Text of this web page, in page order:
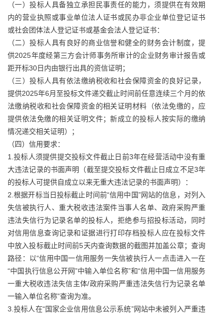
（一）投标人具备独立承担民事责任的能力，须提供在有效期
内的营业执照或事业单位法人证书或民办非企业单位登记证书
或社会团体法人登记证书或基金会法人登记证书：
（二）投标人具有良好的商业信誉和健全的财务会计制度，提
供2025年度经第三方会计师事务所审计的企业财务审计报告或
距开标30日内由银行出具的资信证明；
（三）投标人具有依法缴纳税收和社会保障资金的良好记录，
提供2025年6月至投标文件递交截止时间前任意连续三个月的依
法缴纳税收和社会保障资金的相关证明材料（依法免缴的，应
提供依法免缴的相关证明文件；新成立的投标人按实际的缴纳
情况递交相关证明）；
（四）信用要求：
1.投标人须提供提交投标文件截止日前3年在经营活动中没有重
大违法记录的书面声明（截至提交投标文件截止日成立不足3年
的投标人可提供自成立以来无重大违法记录的书面声明）：
2.根据开标当日投标截止时间前“信用中国”网站的信息，对列入
失信被执行人、重大税收违法案件当事人名单、政府采购严重
违法失信行为记录名单的投标人，拒绝参与招投标活动，同时
对信用信息查询记录和证据进行打印存档投标人应在投标文件
中放入投标截止时间前5天内查询数据的截图并加盖公章；查询
路径：以“信用中国一信用服务一失信被执行人一点击进入一在
“中国执行信息公开网”中输入单位名称”和“信用中国一信用服务
一重大税收违法失信主体/政府采购严重违法失信行为记录名单
一输入单位名称”查询为准。
3.投标人在“国家企业信用信息公示系统”网站中未被列入严重违